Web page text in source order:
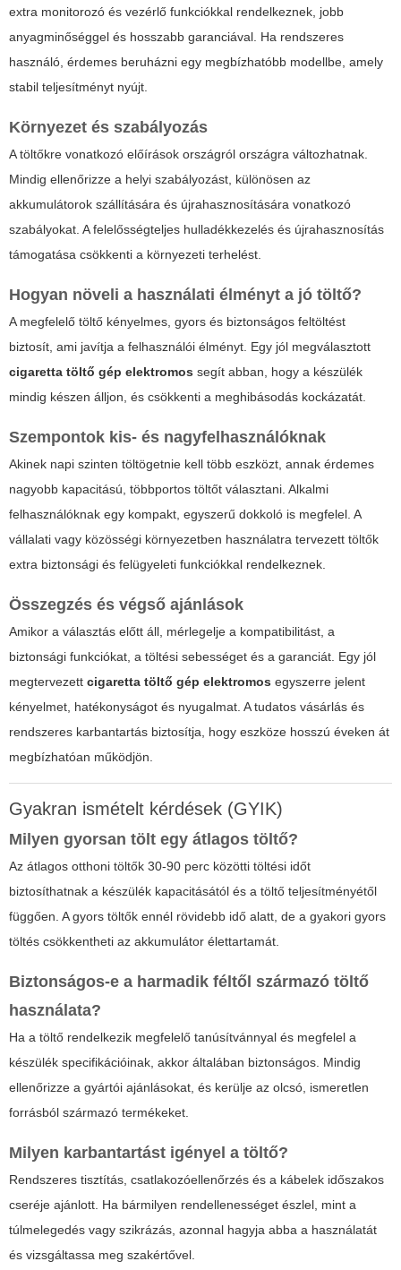
extra monitorozó és vezérlő funkciókkal rendelkeznek, jobb
anyagminőséggel és hosszabb garanciával. Ha rendszeres
használó, érdemes beruházni egy megbízhatóbb modellbe, amely
stabil teljesítményt nyújt.
Környezet és szabályozás
A töltőkre vonatkozó előírások országról országra változhatnak.
Mindig ellenőrizze a helyi szabályozást, különösen az
akkumulátorok szállítására és újrahasznosítására vonatkozó
szabályokat. A felelősségteljes hulladékkezelés és újrahasznosítás
támogatása csökkenti a környezeti terhelést.
Hogyan növeli a használati élményt a jó töltő?
A megfelelő töltő kényelmes, gyors és biztonságos feltöltést
biztosít, ami javítja a felhasználói élményt. Egy jól megválasztott
cigaretta töltő gép elektromos segít abban, hogy a készülék
mindig készen álljon, és csökkenti a meghibásodás kockázatát.
Szempontok kis- és nagyfelhasználóknak
Akinek napi szinten töltögetnie kell több eszközt, annak érdemes
nagyobb kapacitású, többportos töltőt választani. Alkalmi
felhasználóknak egy kompakt, egyszerű dokkoló is megfelel. A
vállalati vagy közösségi környezetben használatra tervezett töltők
extra biztonsági és felügyeleti funkciókkal rendelkeznek.
Összegzés és végső ajánlások
Amikor a választás előtt áll, mérlegelje a kompatibilitást, a
biztonsági funkciókat, a töltési sebességet és a garanciát. Egy jól
megtervezett cigaretta töltő gép elektromos egyszerre jelent
kényelmet, hatékonyságot és nyugalmat. A tudatos vásárlás és
rendszeres karbantartás biztosítja, hogy eszköze hosszú éveken át
megbízhatóan működjön.
Gyakran ismételt kérdések (GYIK)
Milyen gyorsan tölt egy átlagos töltő?
Az átlagos otthoni töltők 30-90 perc közötti töltési időt
biztosíthatnak a készülék kapacitásától és a töltő teljesítményétől
függően. A gyors töltők ennél rövidebb idő alatt, de a gyakori gyors
töltés csökkentheti az akkumulátor élettartamát.
Biztonságos-e a harmadik féltől származó töltő
használata?
Ha a töltő rendelkezik megfelelő tanúsítvánnyal és megfelel a
készülék specifikációinak, akkor általában biztonságos. Mindig
ellenőrizze a gyártói ajánlásokat, és kerülje az olcsó, ismeretlen
forrásból származó termékeket.
Milyen karbantartást igényel a töltő?
Rendszeres tisztítás, csatlakozóellenőrzés és a kábelek időszakos
cseréje ajánlott. Ha bármilyen rendellenességet észlel, mint a
túlmelegedés vagy szikrázás, azonnal hagyja abba a használatát
és vizsgáltassa meg szakértővel.